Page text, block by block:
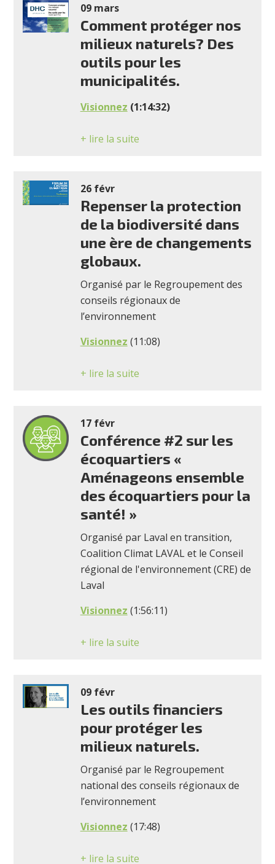
09 mars
Comment protéger nos
milieux naturels? Des
outils pour les
municipalités.
Visionnez (1:14:32)
+ lire la suite
26 févr
Repenser la protection
de la biodiversité dans
une ère de changements
globaux.
Organisé par le Regroupement des
conseils régionaux de
l’environnement
Visionnez (11:08)
+ lire la suite
17 févr
Conférence #2 sur les
écoquartiers «
Aménageons ensemble
des écoquartiers pour la
santé! »
Organisé par Laval en transition,
Coalition Climat LAVAL et le Conseil
régional de l'environnement (CRE) de
Laval
Visionnez (1:56:11)
+ lire la suite
09 févr
Les outils financiers
pour protéger les
milieux naturels.
Organisé par le Regroupement
national des conseils régionaux de
l’environnement
Visionnez (17:48)
+ lire la suite